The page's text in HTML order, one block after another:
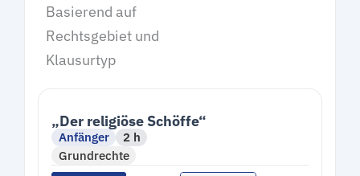
Basierend auf
Rechtsgebiet und
Klausurtyp
„Der religiöse Schöffe“
Anfänger
2 h
Grundrechte